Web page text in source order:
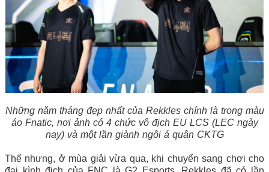
Những năm tháng đẹp nhất của Rekkles chính là trong màu
áo Fnatic, nơi ảnh có 4 chức vô địch EU LCS (LEC ngày
nay) và một lần giành ngôi á quân CKTG
Thế nhưng, ở mùa giải vừa qua, khi chuyển sang chơi cho